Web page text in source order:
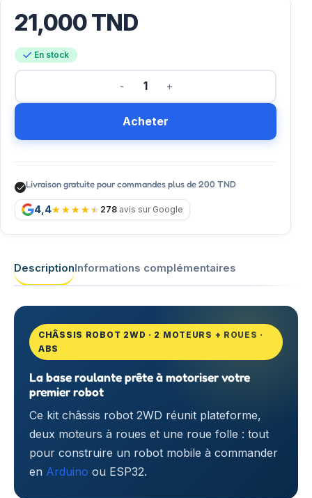
21,000TND
En stock
Acheter
Livraison gratuite pour commandes plus de 200 TND
4,4 278 avis sur Google
DescriptionInformations complémentaires
CHÂSSIS ROBOT 2WD · 2 MOTEURS + ROUES ·
ABS
La base roulante prête à motoriser votre
premier robot
Ce kit châssis robot 2WD réunit plateforme,
deux moteurs à roues et une roue folle : tout
pour construire un robot mobile à commander
en Arduino ou ESP32.